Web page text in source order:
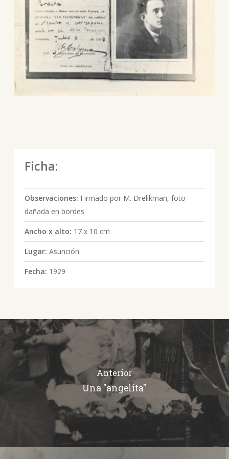
Ficha:
Observaciones: Firmado por M. Drelikman, foto
dañada en bordes
Ancho x alto: 17 x 10 cm
Lugar: Asunción
Fecha: 1929
Anterior
Una "angelita"